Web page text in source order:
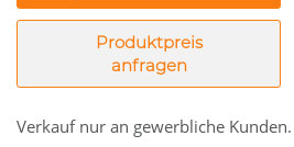
Produktpreis
anfragen
Verkauf nur an gewerbliche Kunden.